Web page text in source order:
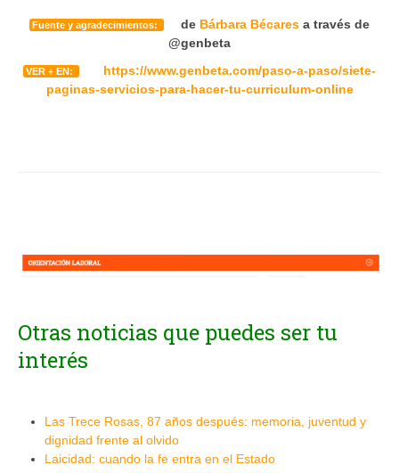
Fuente y agradecimientos: de Bárbara Bécares a través de
@genbeta
VER + EN:
https://www.genbeta.com/paso-a-paso/siete-
paginas-servicios-para-hacer-tu-curriculum-online
Otras noticias que puedes ser tu
interés
Las Trece Rosas, 87 años después: memoria, juventud y
dignidad frente al olvido
Laicidad: cuando la fe entra en el Estado